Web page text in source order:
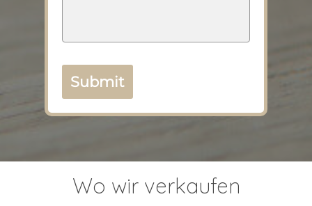
Submit
Wo wir verkaufen